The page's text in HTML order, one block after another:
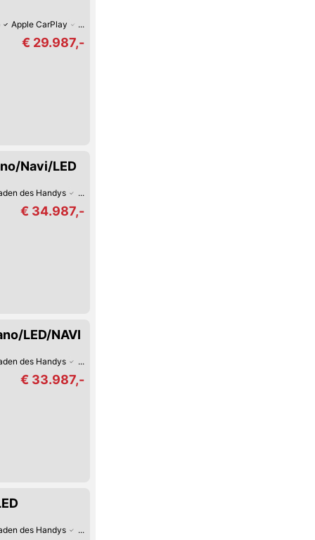
Apple CarPlay Verkehrszeichen-Erkennung
€ 29.987,-
Navi/LED
des Handys Android Auto
€ 34.987,-
LED/NAVI
des Handys Android Auto
€ 33.987,-
des Handys Android Auto